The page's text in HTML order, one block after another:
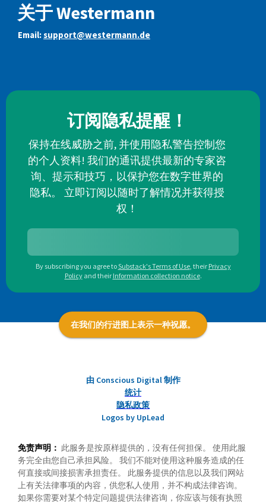
关于 Westermann
Email:support@westermann.de
订阅隐私提醒！
保持在线威胁之前, 并使用隐私警告控制您
的个人资料! 我们的通讯提供最新的专家咨
询、提示和技巧，以保护您在数字世界的
隐私。 立即订阅以随时了解情况并获得授
权！
By subscribing you agree toSubstack's Terms of Use, their Privacy
Policy and their Information collection notice.
在我们的行进图上表示一种祝愿。
由 Conscious Digital 制作
统计
隐私政策
Logos by UpLead
免责声明： 此服务是按原样提供的，没有任何担保。 使用此服
务完全由您自己承担风险。 我们不能对使用这种服务造成的任
何直接或间接损害承担责任。 此服务提供的信息以及我们网站
上有关法律事项的内容，供您私人使用，并不构成法律咨询。
如果你需要对某个特定问题提供法律咨询，你应该与领有执照